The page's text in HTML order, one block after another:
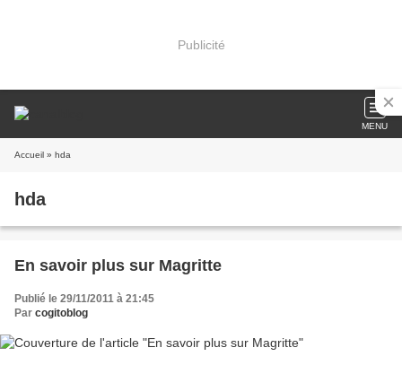
Publicité
MENU
Accueil » hda
hda
En savoir plus sur Magritte
Publié le 29/11/2011 à 21:45
Par cogitoblog